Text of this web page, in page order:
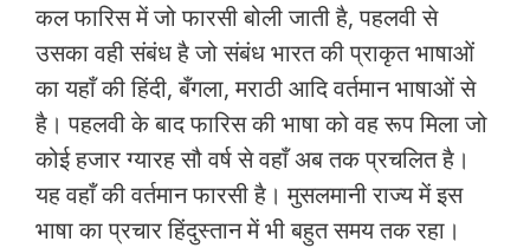
कल फारिस में जो फारसी बोली जाती है, पहलवी से
उसका वही संबंध है जो संबंध भारत की प्राकृत भाषाओं
का यहाँ की हिंदी, बँगला, मराठी आदि वर्तमान भाषाओं से
है। पहलवी के बाद फारिस की भाषा को वह रूप मिला जो
कोई हजार ग्‍यारह सौ वर्ष से वहाँ अब तक प्रचलित है।
यह वहाँ की वर्तमान फारसी है। मुसलमानी राज्‍य में इस
भाषा का प्रचार हिंदुस्‍तान में भी बहुत समय तक रहा।